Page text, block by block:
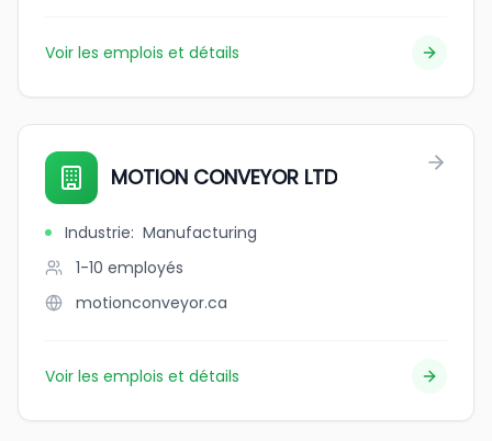
Voir les emplois et détails
MOTION CONVEYOR LTD
Industrie: Manufacturing
1-10 employés
motionconveyor.ca
Voir les emplois et détails